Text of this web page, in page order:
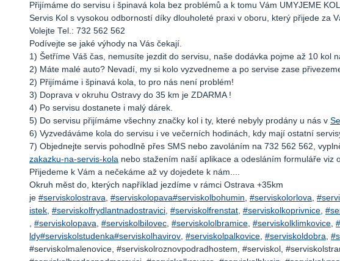
Přijímáme do servisu i špinavá kola bez problémů a k tomu Vám UMYJEME
Servis Kol s vysokou odborností díky dlouholeté praxi v oboru, který přijede za
Volejte Tel.: 732 562 562
Podívejte se jaké výhody na Vás čekají.
1) Šetříme Váš čas, nemusíte jezdit do servisu, naše dodávka pojme až 10 kol
2) Máte malé auto? Nevadí, my si kolo vyzvedneme a po servise zase
2) Přijímáme i špinavá kola, to pro nás není problém!
3) Doprava v okruhu Ostravy do 35 km je ZDARMA !
4) Po servisu dostanete i malý dárek.
5) Do servisu přijímáme všechny značky kol i ty, které nebyly prodány u nás v
6) Vyzvedáváme kola do servisu i ve večerních hodinách, kdy mají ostatní
7) Objednejte servis pohodlně přes SMS nebo zavoláním na 732 562 562,
zakazku-na-servis-kola nebo stažením naší aplikace a odesláním formuláře viz
Přijedeme k Vám a nečekáme až vy dojedete k nám....
Okruh měst do, kterých například jezdíme v rámci Ostrava +35km
je #serviskolostrava, #serviskolopava#serviskolbohumin, #serviskolorlova,
istek, #serviskolfrydlantnadostravici, #serviskolfrenstat, #serviskolkoprivnice,
, #serviskolopava, #serviskolbilovec, #serviskololbramice, #serviskolklimkovice,
ldy#serviskolstudenka#serviskolhavirov, #serviskolpalkovice, #serviskoldobra,
#serviskolmalenovice, #serviskolroznovpodradhostem, #serviskol,